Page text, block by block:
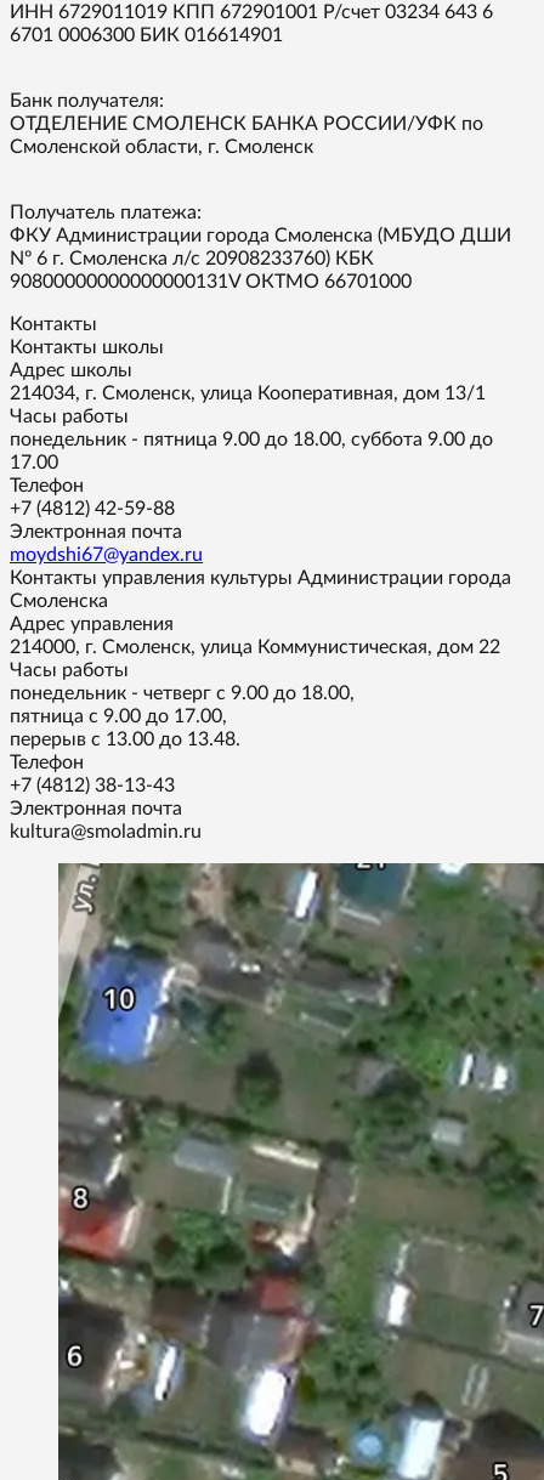
ИНН 6729011019 КПП 672901001 Р/счет 03234 643 6
6701 0006300 БИК 016614901
Банк получателя:
ОТДЕЛЕНИЕ СМОЛЕНСК БАНКА РОССИИ/УФК по
Смоленской области, г. Смоленск
Получатель платежа:
ФКУ Администрации города Смоленска (МБУДО ДШИ
Nº 6 г. Смоленска л/с 20908233760) КБК
90800000000000000131V ОКТМО 66701000
Контакты
Контакты школы
Адрес школы
214034, г. Смоленск, улица Кооперативная, дом 13/1
Часы работы
понедельник - пятница 9.00 до 18.00, суббота 9.00 до
17.00
Телефон
+7 (4812) 42-59-88
Электронная почта
moydshi67@yandex.ru
Контакты управления культуры Администрации города
Смоленска
Адрес управления
214000, г. Смоленск, улица Коммунистическая, дом 22
Часы работы
понедельник - четверг с 9.00 до 18.00,
пятница с 9.00 до 17.00,
перерыв с 13.00 до 13.48.
Телефон
+7 (4812) 38-13-43
Электронная почта
kultura@smoladmin.ru